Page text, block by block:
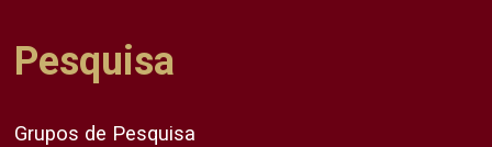
Pesquisa
Grupos de Pesquisa